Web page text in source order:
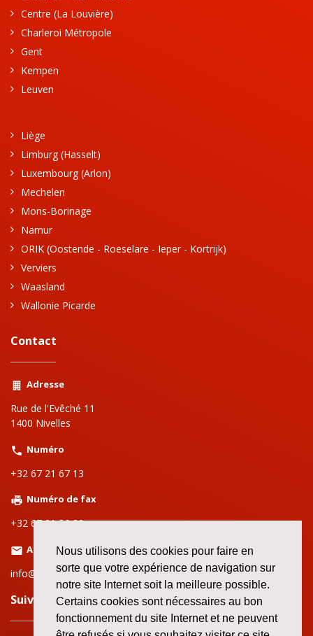
Nous utilisons des cookies pour faire en
sorte que votre expérience de navigation sur
notre site Internet soit la meilleure possible.
Certains cookies sont nécessaires au bon
fonctionnement du site Internet et ne peuvent
Centre (La Louvière)
Charleroi Métropole
Gent
Kempen
Leuven
Liège
Limburg (Hasselt)
Luxembourg (Arlon)
Mechelen
Mons-Borinage
Namur
ORIK (Oostende - Roeselare - Ieper - Kortrijk)
Verviers
Waasland
Wallonie Picarde
Contact
Adresse
Rue de l'Evêché 11
1400 Nivelles
Numéro
+32 67 21 67 13
Numéro de fax
+32 67 21 86 80
Adresse email
info@setcabw.org
Suivez nous sur le web!